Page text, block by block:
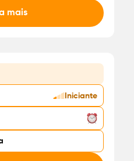
mais
Iniciante